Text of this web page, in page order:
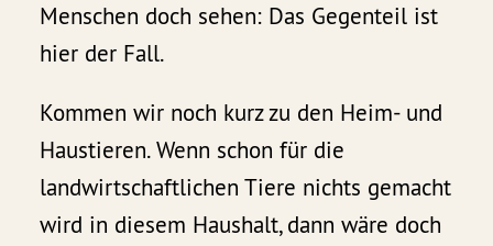
Menschen doch sehen: Das Gegenteil ist
hier der Fall.
Kommen wir noch kurz zu den Heim- und
Haustieren. Wenn schon für die
landwirtschaftlichen Tiere nichts gemacht
wird in diesem Haushalt, dann wäre doch